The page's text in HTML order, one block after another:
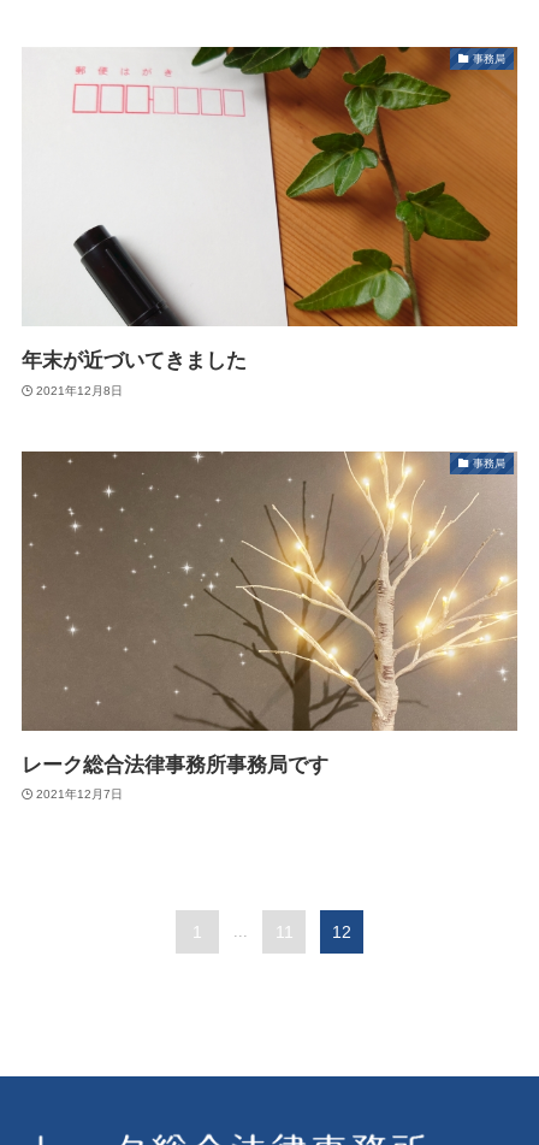
事務局
年末が近づいてきました
2021年12月8日
事務局
レーク総合法律事務所事務局です
2021年12月7日
1 11 12